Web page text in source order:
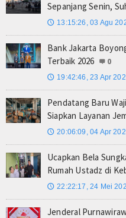
Sepanjang Senin,
🕔 13:15:26, 03 Agu
Bank Jakarta
Terbaik 2026
0
🕔 19:42:46, 23 Apr
Pendatang Baru
Siapkan Layanan
🕔 20:06:09, 04 Apr
Ucapkan Bela
Rumah Ustadz di
🕔 22:22:17, 24 Mei
Jenderal